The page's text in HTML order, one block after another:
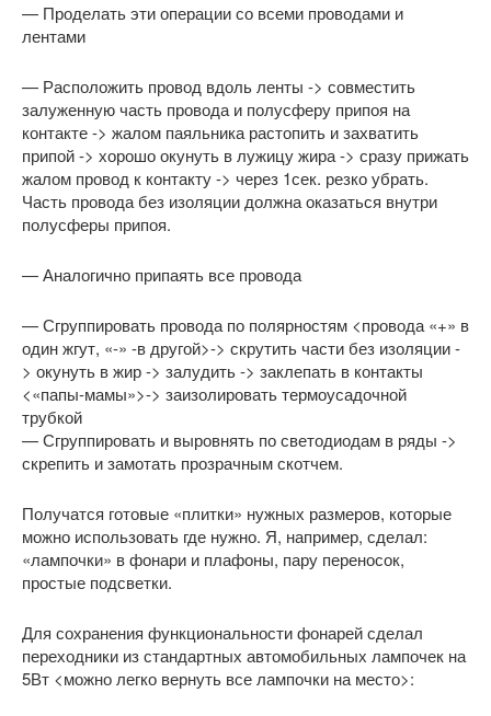
— Проделать эти операции со всеми проводами и
лентами
— Расположить провод вдоль ленты -> совместить
залуженную часть провода и полусферу припоя на
контакте -> жалом паяльника растопить и захватить
припой -> хорошо окунуть в лужицу жира -> сразу прижать
жалом провод к контакту -> через 1сек. резко убрать.
Часть провода без изоляции должна оказаться внутри
полусферы припоя.
— Аналогично припаять все провода
— Сгруппировать провода по полярностям <провода «+» в
один жгут, «-» -в другой>-> скрутить части без изоляции -
> окунуть в жир -> залудить -> заклепать в контакты
<«папы-мамы»>-> заизолировать термоусадочной
трубкой
— Сгруппировать и выровнять по светодиодам в ряды ->
скрепить и замотать прозрачным скотчем.
Получатся готовые «плитки» нужных размеров, которые
можно использовать где нужно. Я, например, сделал:
«лампочки» в фонари и плафоны, пару переносок,
простые подсветки.
Для сохранения функциональности фонарей сделал
переходники из стандартных автомобильных лампочек на
5Вт <можно легко вернуть все лампочки на место>: